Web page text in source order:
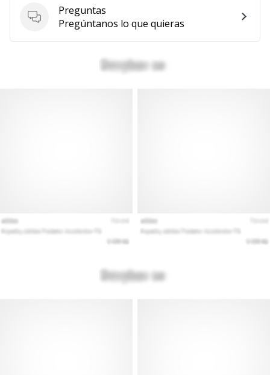
Preguntas
Preguntas
Pregúntanos lo que quieras